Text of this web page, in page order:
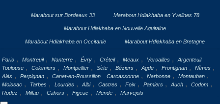
Marabout sur Bordeaux 33 Marabout Hdiakhaba en Yvelines 78
Marabout Hdiakhaba en Nouvelle Aquitaine
Marabout Hdiakhaba en Occitanie Marabout Hdiakhaba en Bretagne
Paris , Montreuil , Nanterre , Évry , Créteil , Meaux , Versailles ,
Argenteuil
Toulouse , Colomiers , Montpellier , Sète , Béziers , Agde , Frontignan , Nîmes ,
Alès , Perpignan , Canet-en-Roussillon Carcassonne , Narbonne , Montauban ,
Moissac , Tarbes , Lourdes , Albi , Castres , Foix , Pamiers , Auch , Codom ,
Rodez , Millau , Cahors , Figeac , Mende , Marvejols